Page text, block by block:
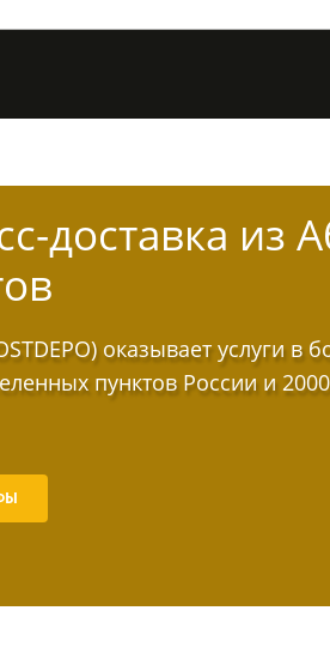
доставка из
оказывает услуги в
пунктов России и